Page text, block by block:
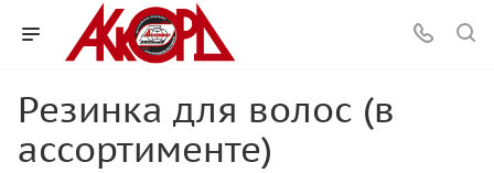
Резинка для волос (в
ассортименте)